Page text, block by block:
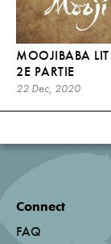
MOOJIBABA
2E PARTIE
22 Dec, 2020
Connect
FAQ